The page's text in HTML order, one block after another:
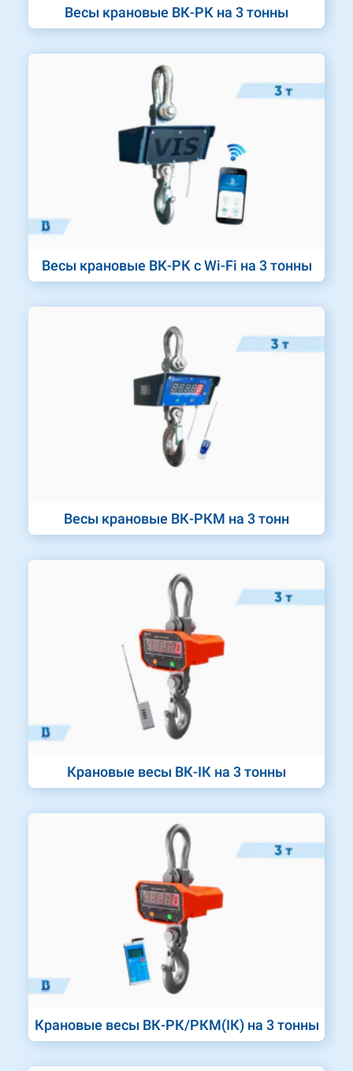
Весы крановые ВК-РК на 3 тонны
Весы крановые ВК-РК с Wi-Fi на 3 тонны
Весы крановые ВК-РКМ на 3 тонн
Крановые весы ВК-ІК на 3 тонны
Крановые весы ВК-РК/РКМ(ІК) на 3 тонны